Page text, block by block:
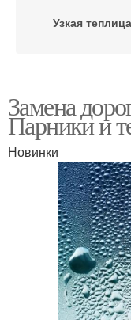
Узкая теплица
Материал от
Укрывный
Замена
Парники и
Новинки